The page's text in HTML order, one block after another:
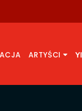
ARTYŚCI